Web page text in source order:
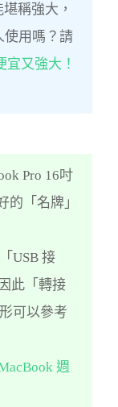
稱強大，
使用嗎？請
宜又強大！
Pro 16吋
的「名牌」
USB 接
此「轉接
可以參考
週